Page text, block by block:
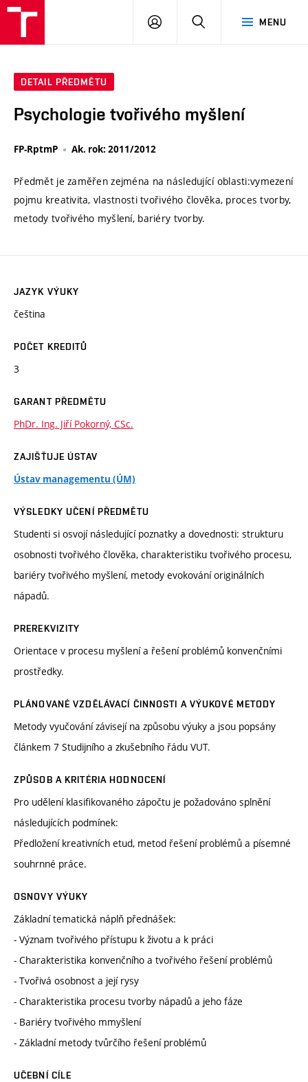
MENU
PŘIHLÁSIT
DETAIL PŘEDMĚTU
Psychologie tvořivého myšlení
FP-RptmP Ak. rok: 2011/2012
Předmět je zaměřen zejména na následující oblasti:vymezení
pojmu kreativita, vlastnosti tvořivého člověka, proces tvorby,
metody tvořivého myšlení, bariéry tvorby.
JAZYK VÝUKY
čeština
POČET KREDITŮ
3
GARANT PŘEDMĚTU
PhDr. Ing. Jiří Pokorný, CSc.
ZAJIŠŤUJE ÚSTAV
Ústav managementu (ÚM)
VÝSLEDKY UČENÍ PŘEDMĚTU
Studenti si osvojí následující poznatky a dovednosti: strukturu
osobnosti tvořivého člověka, charakteristiku tvořivého procesu,
bariéry tvořivého myšlení, metody evokování originálních
nápadů.
PREREKVIZITY
Orientace v procesu myšlení a řešení problémů konvenčními
prostředky.
PLÁNOVANÉ VZDĚLÁVACÍ ČINNOSTI A VÝUKOVÉ METODY
Metody vyučování závisejí na způsobu výuky a jsou popsány
článkem 7 Studijního a zkušebního řádu VUT.
ZPŮSOB A KRITÉRIA HODNOCENÍ
Pro udělení klasifikovaného zápočtu je požadováno splnění
následujících podmínek:
Předložení kreativních etud, metod řešení problémů a písemné
souhrnné práce.
OSNOVY VÝUKY
Základní tematická náplň přednášek:
- Význam tvořivého přístupu k životu a k práci
- Charakteristika konvenčního a tvořivého řešení problémů
- Tvořivá osobnost a její rysy
- Charakteristika procesu tvorby nápadů a jeho fáze
- Bariéry tvořivého mmyšlení
- Základní metody tvůrčího řešení problémů
UČEBNÍ CÍLE